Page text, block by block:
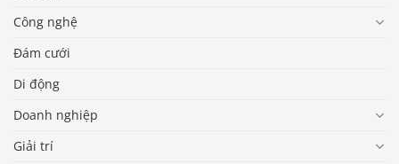
Công nghệ
Đám cưới
Di động
Doanh nghiệp
Giải trí